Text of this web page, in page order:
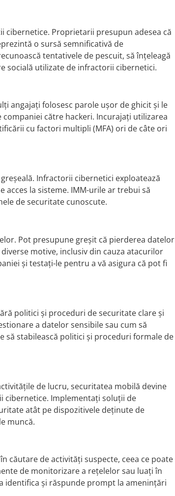
Proprietarii presupun adesea că
o sursă semnificativă de
tentativele de pescuit, să înțeleagă
socială utilizate de infractorii cibernetici.
angajați folosesc parole ușor de ghicit și le
către hackeri. Incurajați utilizarea
cu factori multipli (MFA) ori de câte ori
Infractorii cibernetici exploatează
la sisteme. IMM-urile ar trebui să
de securitate cunoscute.
Pot presupune greșit că pierderea datelor
motive, inclusiv din cauza atacurilor
și testați-le pentru a vă asigura că pot fi
politici și proceduri de securitate clare și
a datelor sensibile sau cum să
să stabilească politici și proceduri formale de
de lucru, securitatea mobilă devine
cibernetice. Implementați soluții de
atât pe dispozitivele deținute de
muncă.
căutare de activități suspecte, ceea ce poate
de monitorizare a rețelelor sau luați în
identifica și răspunde prompt la amenințări